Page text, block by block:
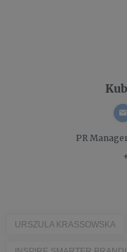
PR
URSZULA KRASSOWSKA